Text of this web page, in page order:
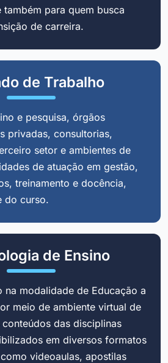
para quem busca
de carreira.
de Trabalho
e pesquisa, órgãos
privadas, consultorias,
setor e ambientes de
de atuação em gestão,
treinamento e docência,
do curso.
de Ensino
na modalidade de Educação a
meio de ambiente virtual de
das disciplinas
em diversos formatos
videoaulas, apostilas